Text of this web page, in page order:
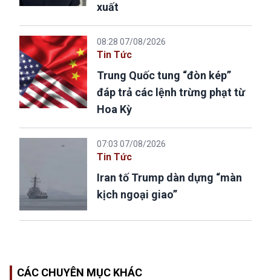
xuất
08:28 07/08/2026
Tin Tức
Trung Quốc tung “đòn kép”
đáp trả các lệnh trừng phạt từ
Hoa Kỳ
07:03 07/08/2026
Tin Tức
Iran tố Trump dàn dựng “màn
kịch ngoại giao”
CÁC CHUYÊN MỤC KHÁC